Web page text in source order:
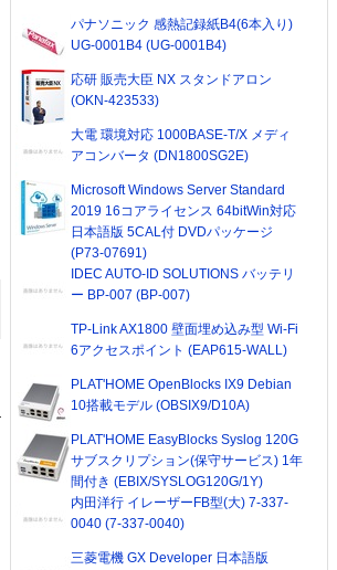
パナソニック 感熱記録紙B4(6本入り)
UG-0001B4 (UG-0001B4)
応研 販売大臣 NX スタンドアロン
(OKN-423533)
大電 環境対応 1000BASE-T/X メディ
アコンバータ (DN1800SG2E)
Microsoft Windows Server Standard
2019 16コアライセンス 64bitWin対応
日本語版 5CAL付 DVDパッケージ
(P73-07691)
IDEC AUTO-ID SOLUTIONS バッテリ
ー BP-007 (BP-007)
TP-Link AX1800 壁面埋め込み型 Wi-Fi
6アクセスポイント (EAP615-WALL)
PLAT'HOME OpenBlocks IX9 Debian
10搭載モデル (OBSIX9/D10A)
PLAT'HOME EasyBlocks Syslog 120G
サブスクリプション(保守サービス) 1年
間付き (EBIX/SYSLOG120G/1Y)
内田洋行 イレーザーFB型(大) 7-337-
0040 (7-337-0040)
三菱電機 GX Developer 日本語版